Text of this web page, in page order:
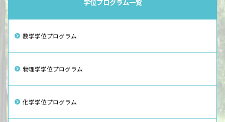
数学学位プログラム
物理学学位プログラム
化学学位プログラム